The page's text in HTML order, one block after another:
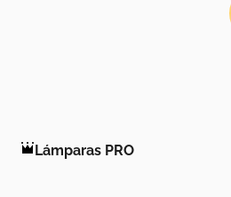
Lámparas PRO